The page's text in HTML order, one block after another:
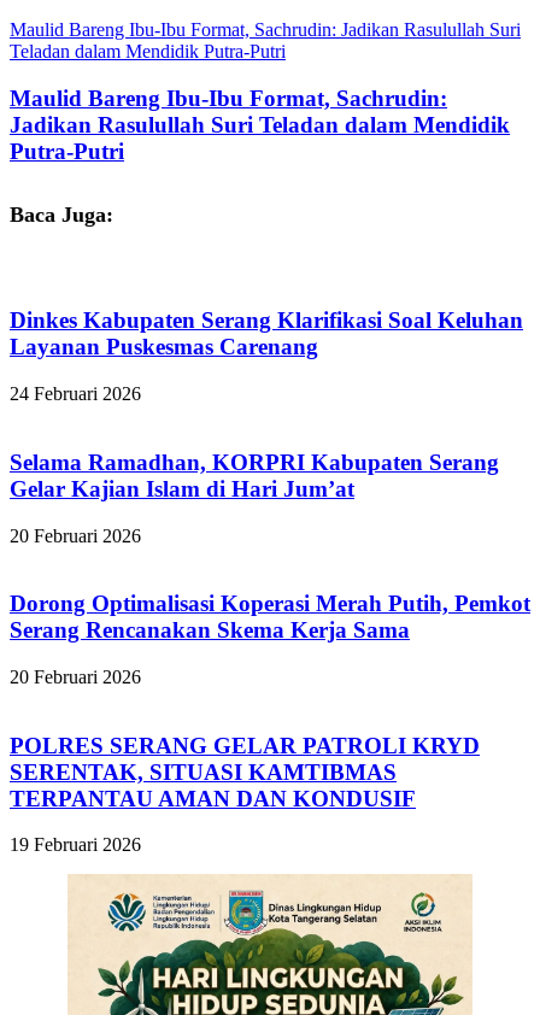
Maulid Bareng Ibu-Ibu Format, Sachrudin: Jadikan Rasulullah Suri
Teladan dalam Mendidik Putra-Putri
Maulid Bareng Ibu-Ibu Format, Sachrudin:
Jadikan Rasulullah Suri Teladan dalam Mendidik
Putra-Putri
Baca Juga:
Dinkes Kabupaten Serang Klarifikasi Soal Keluhan
Layanan Puskesmas Carenang
24 Februari 2026
Selama Ramadhan, KORPRI Kabupaten Serang
Gelar Kajian Islam di Hari Jum’at
20 Februari 2026
Dorong Optimalisasi Koperasi Merah Putih, Pemkot
Serang Rencanakan Skema Kerja Sama
20 Februari 2026
POLRES SERANG GELAR PATROLI KRYD
SERENTAK, SITUASI KAMTIBMAS
TERPANTAU AMAN DAN KONDUSIF
19 Februari 2026